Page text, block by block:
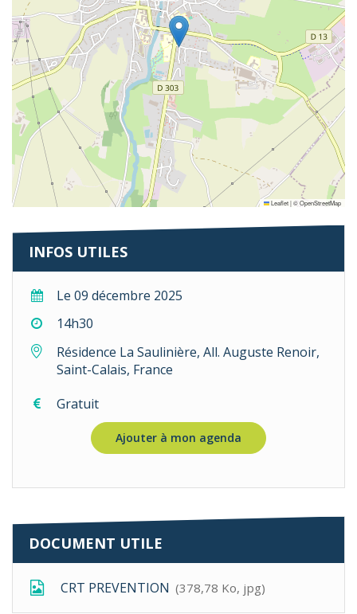
Leaflet|©OpenStreetMap
INFOS UTILES
Le 09 décembre 2025
14h30
Résidence La Saulinière, All. Auguste Renoir,
Saint-Calais, France
Gratuit
Ajouter à mon agenda
DOCUMENT UTILE
CRT PREVENTION 378,78 Ko, jpg